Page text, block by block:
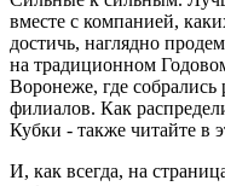
вместе с компанией,
достичь, наглядно
на традиционном
Воронеже, где собрались
филиалов. Как
Кубки - также читайте в
И, как всегда, на